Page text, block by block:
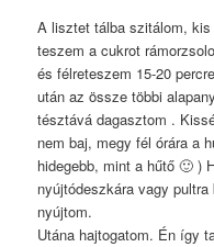
A lisztet tálba szitálom,
teszem a cukrot
és félreteszem 15-20
után az össze többi
tésztává dagasztom .
nem baj, megy fél órára a
hidegebb, mint a hűtő 🙂 )
nyújtódeszkára vagy
nyújtom.
Utána hajtogatom. Én így